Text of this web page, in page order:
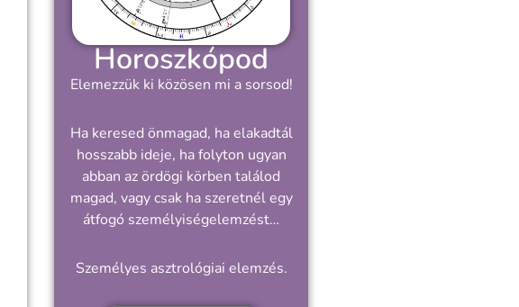
Horoszkópod
Elemezzük ki közösen mi a sorsod!
Ha keresed önmagad, ha elakadtál
hosszabb ideje, ha folyton ugyan
abban az ördögi körben találod
magad, vagy csak ha szeretnél egy
átfogó személyiségelemzést…
Személyes asztrológiai elemzés.